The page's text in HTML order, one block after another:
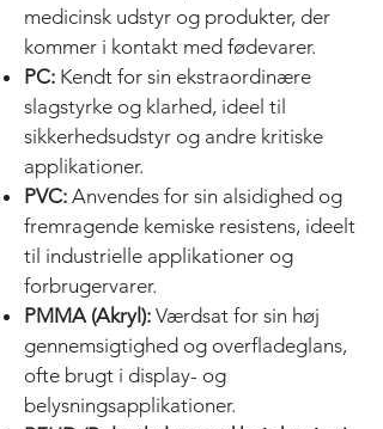
medicinsk udstyr og produkter, der
kommer i kontakt med fødevarer.
PC: Kendt for sin ekstraordinære
slagstyrke og klarhed, ideel til
sikkerhedsudstyr og andre kritiske
applikationer.
PVC: Anvendes for sin alsidighed og
fremragende kemiske resistens, ideelt
til industrielle applikationer og
forbrugervarer.
PMMA (Akryl): Værdsat for sin høj
gennemsigtighed og overfladeglans,
ofte brugt i display- og
belysningsapplikationer.